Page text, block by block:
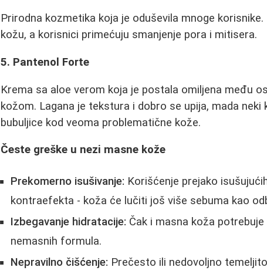
Prirodna kozmetika koja je oduševila mnoge
kožu, a korisnici primećuju smanjenje pora i mitisera.
5. Pantenol Forte
Krema sa aloe verom koja je postala omiljena među
kožom. Lagana je tekstura i dobro se upija, mada
bubuljice kod veoma problematične kože.
Česte greške u nezi masne kože
Prekomerno isušivanje: Korišćenje prejako
kontraefekta - koža će lučiti još više sebuma kao
Izbegavanje hidratacije: Čak i masna koža
nemasnih formula.
Nepravilno čišćenje: Prečesto ili nedovoljno